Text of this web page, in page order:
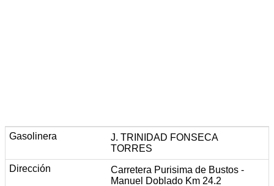
J. TRINIDAD FONSECA
TORRES
Carretera Purisima de Bustos -
Manuel Doblado Km 24.2